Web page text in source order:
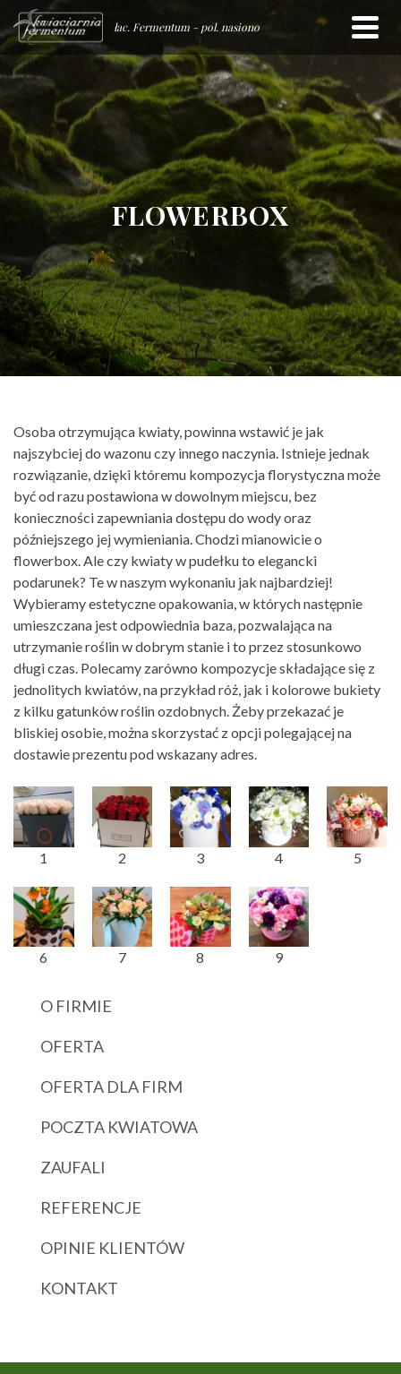
łac. Fermentum - pol. nasiono
FLOWERBOX
Osoba otrzymująca kwiaty, powinna wstawić je jak
najszybciej do wazonu czy innego naczynia. Istnieje jednak
rozwiązanie, dzięki któremu kompozycja florystyczna może
być od razu postawiona w dowolnym miejscu, bez
konieczności zapewniania dostępu do wody oraz
późniejszego jej wymieniania. Chodzi mianowicie o
flowerbox. Ale czy kwiaty w pudełku to elegancki
podarunek? Te w naszym wykonaniu jak najbardziej!
Wybieramy estetyczne opakowania, w których następnie
umieszczana jest odpowiednia baza, pozwalająca na
utrzymanie roślin w dobrym stanie i to przez stosunkowo
długi czas. Polecamy zarówno kompozycje składające się z
jednolitych kwiatów, na przykład róż, jak i kolorowe bukiety
z kilku gatunków roślin ozdobnych. Żeby przekazać je
bliskiej osobie, można skorzystać z opcji polegającej na
dostawie prezentu pod wskazany adres.
1 2 3 4 5
6 7 8 9
O FIRMIE
OFERTA
OFERTA DLA FIRM
POCZTA KWIATOWA
ZAUFALI
REFERENCJE
OPINIE KLIENTÓW
KONTAKT